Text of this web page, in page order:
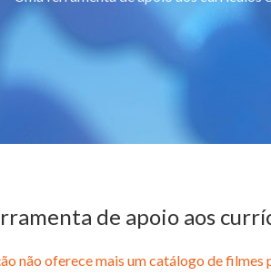
de apoio aos
não oferece mais um catálogo de filmes